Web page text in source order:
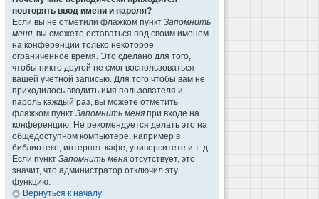
повторять ввод имени и пароля?
Если вы не отметили флажком пункт Запомнить
меня, вы сможете оставаться под своим именем
на конференции только некоторое
ограниченное время. Это сделано для того,
чтобы никто другой не смог воспользоваться
вашей учётной записью. Для того чтобы вам не
приходилось вводить имя пользователя и
пароль каждый раз, вы можете отметить
флажком пункт Запомнить меня при входе на
конференцию. Не рекомендуется делать это на
общедоступном компьютере, например в
библиотеке, интернет-кафе, университете и т. д.
Если пункт Запомнить меня отсутствует, это
значит, что администратор отключил эту
функцию.
Вернуться к началу